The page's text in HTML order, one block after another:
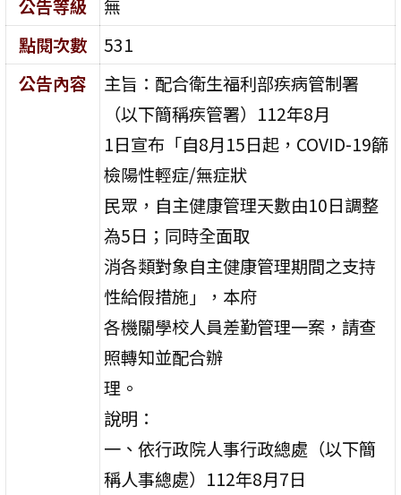
公告等級
無
點閱次數
531
公告內容
主旨：配合衛生福利部疾病管制署
（以下簡稱疾管署）112年8月
1日宣布「自8月15日起，COVID-19篩
檢陽性輕症/無症狀
民眾，自主健康管理天數由10日調整
為5日；同時全面取
消各類對象自主健康管理期間之支持
性給假措施」，本府
各機關學校人員差勤管理一案，請查
照轉知並配合辦
理。
說明：
一、依行政院人事行政總處（以下簡
稱人事總處）112年8月7日